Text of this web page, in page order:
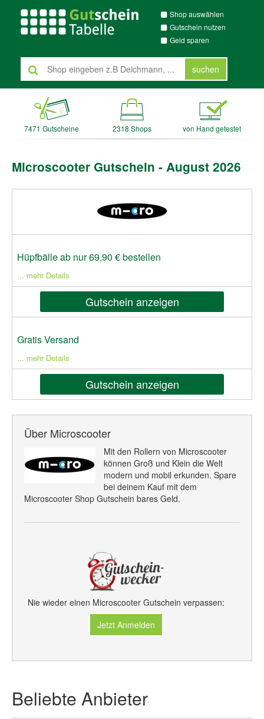
Shop auswählen
Gutschein nutzen
Geld sparen
suchen
7471 Gutscheine 2318 Shops von Hand getestet
Microscooter Gutschein - August 2026
Hüpfbälle ab nur 69,90 € bestellen
... mehr Details
Gutschein anzeigen
Gratis Versand
... mehr Details
Gutschein anzeigen
Über Microscooter
Mit den Rollern von Microscooter
können Groß und Klein die Welt
modern und mobil erkunden. Spare
bei deinem Kauf mit dem
Microscooter Shop Gutschein bares Geld.
Nie wieder einen Microscooter Gutschein verpassen:
Jetzt Anmelden
Beliebte Anbieter